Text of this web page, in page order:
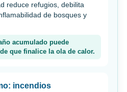
reduce refugios, debilita
de bosques y
acumulado puede
que finalice la ola de calor.
incendios